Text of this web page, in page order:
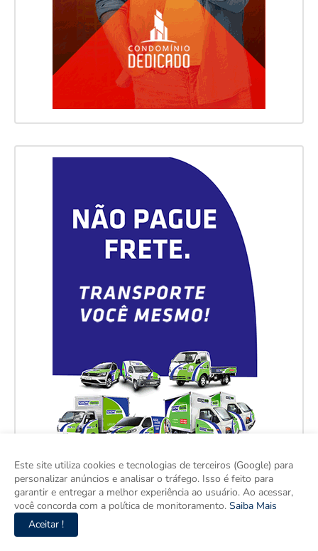
Este site utiliza cookies e tecnologias de terceiros (Google) para
personalizar anúncios e analisar o tráfego. Isso é feito para
garantir e entregar a melhor experiência ao usuário. Ao acessar,
você concorda com a política de monitoramento. Saiba Mais
Aceitar !